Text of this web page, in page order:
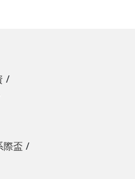
際盃